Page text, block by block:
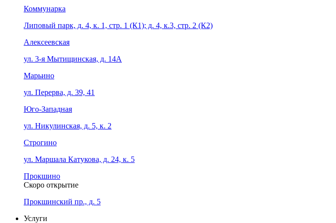
Коммунарка
Липовый парк, д. 4, к. 1, стр. 1 (К1); д. 4, к.3, стр. 2 (К2)
Алексеевская
ул. 3-я Мытищинская, д. 14А
Марьино
ул. Перерва, д. 39, 41
Юго-Западная
ул. Никулинская, д. 5, к. 2
Строгино
ул. Маршала Катукова, д. 24, к. 5
Прокшино
Скоро открытие
Прокшинский пр., д. 5
Услуги